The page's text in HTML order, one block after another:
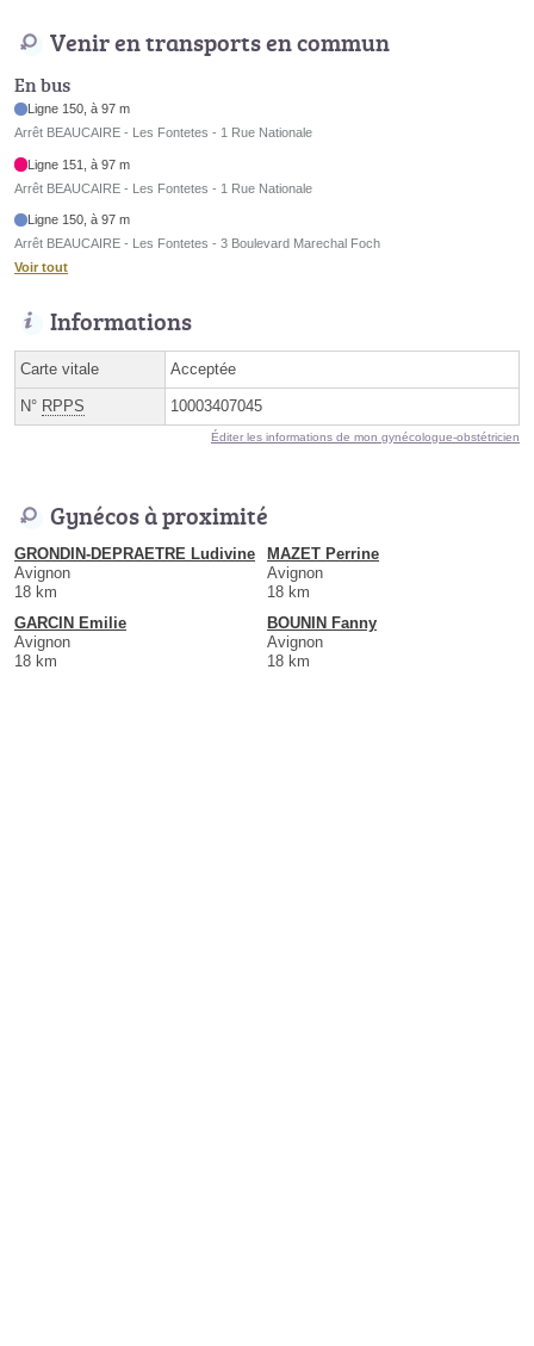
Venir en transports en commun
En bus
Ligne 150, à 97 m
Arrêt BEAUCAIRE - Les Fontetes - 1 Rue Nationale
Ligne 151, à 97 m
Arrêt BEAUCAIRE - Les Fontetes - 1 Rue Nationale
Ligne 150, à 97 m
Arrêt BEAUCAIRE - Les Fontetes - 3 Boulevard Marechal Foch
Voir tout
Informations
Carte vitale Acceptée
N° RPPS 10003407045
Éditer les informations de mon gynécologue-obstétricien
Gynécos à proximité
GRONDIN-DEPRAETRE Ludivine
Avignon
18 km
MAZET Perrine
Avignon
18 km
GARCIN Emilie
Avignon
18 km
BOUNIN Fanny
Avignon
18 km